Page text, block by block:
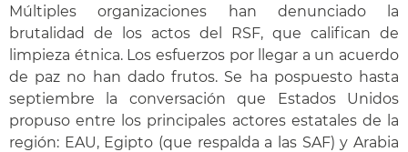
Múltiples organizaciones han denunciado la
brutalidad de los actos del RSF, que califican de
limpieza étnica. Los esfuerzos por llegar a un acuerdo
de paz no han dado frutos. Se ha pospuesto hasta
septiembre la conversación que Estados Unidos
propuso entre los principales actores estatales de la
región: EAU, Egipto (que respalda a las SAF) y Arabia